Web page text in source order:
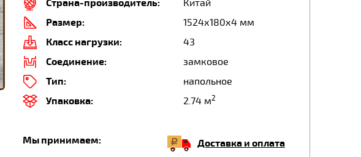
Страна-производитель:
Китай
Размер:
1524х180х4 мм
Класс нагрузки:
43
Соединение:
замковое
Тип:
напольное
Упаковка:
2.74 м2
Мы принимаем: Доставка и оплата